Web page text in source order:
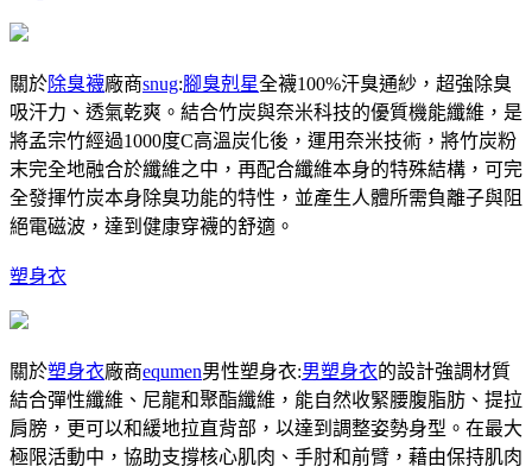
關於除臭襪廠商snug:腳臭剋星全襪100%汗臭通紗，超強除臭
吸汗力、透氣乾爽。結合竹炭與奈米科技的優質機能纖維，是
將孟宗竹經過1000度C高溫炭化後，運用奈米技術，將竹炭粉
末完全地融合於纖維之中，再配合纖維本身的特殊結構，可完
全發揮竹炭本身除臭功能的特性，並產生人體所需負離子與阻
絕電磁波，達到健康穿襪的舒適。
塑身衣
關於塑身衣廠商equmen男性塑身衣:男塑身衣的設計強調材質
結合彈性纖維、尼龍和聚酯纖維，能自然收緊腰腹脂肪、提拉
肩膀，更可以和緩地拉直背部，以達到調整姿勢身型。在最大
極限活動中，協助支撐核心肌肉、手肘和前臂，藉由保持肌肉